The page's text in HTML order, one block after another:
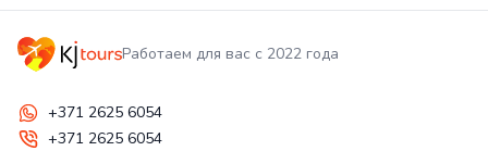
Работаем для вас с 2022 года
+371 2625 6054
+371 2625 6054